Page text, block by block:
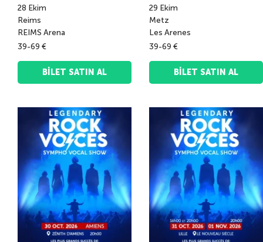
28 Ekim
Reims
REIMS Arena
39-69 €
BILET SATIN AL
29 Ekim
Metz
Les Arenes
39-69 €
BILET SATIN AL